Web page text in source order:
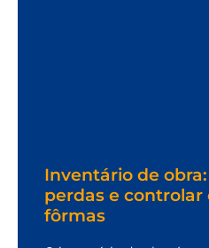
Inventário de
perdas e controlar
fôrmas